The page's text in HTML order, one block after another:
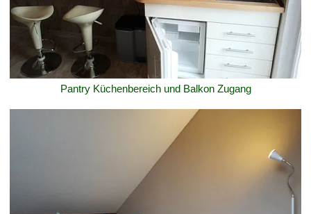
Pantry Küchenbereich und Balkon Zugang